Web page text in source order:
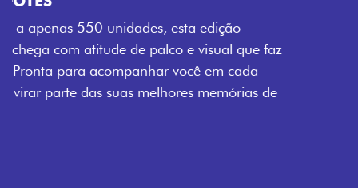
Se liga no que compõe a identidade exclusiva do
festival: série numerada, adesivo lateral LollaBR e a
soleira temática que reforçam a exclusividade,
enquanto os detalhes escurecidos, o teto bicolor e as
rodas de liga-leve aro 16” em preto brilhante